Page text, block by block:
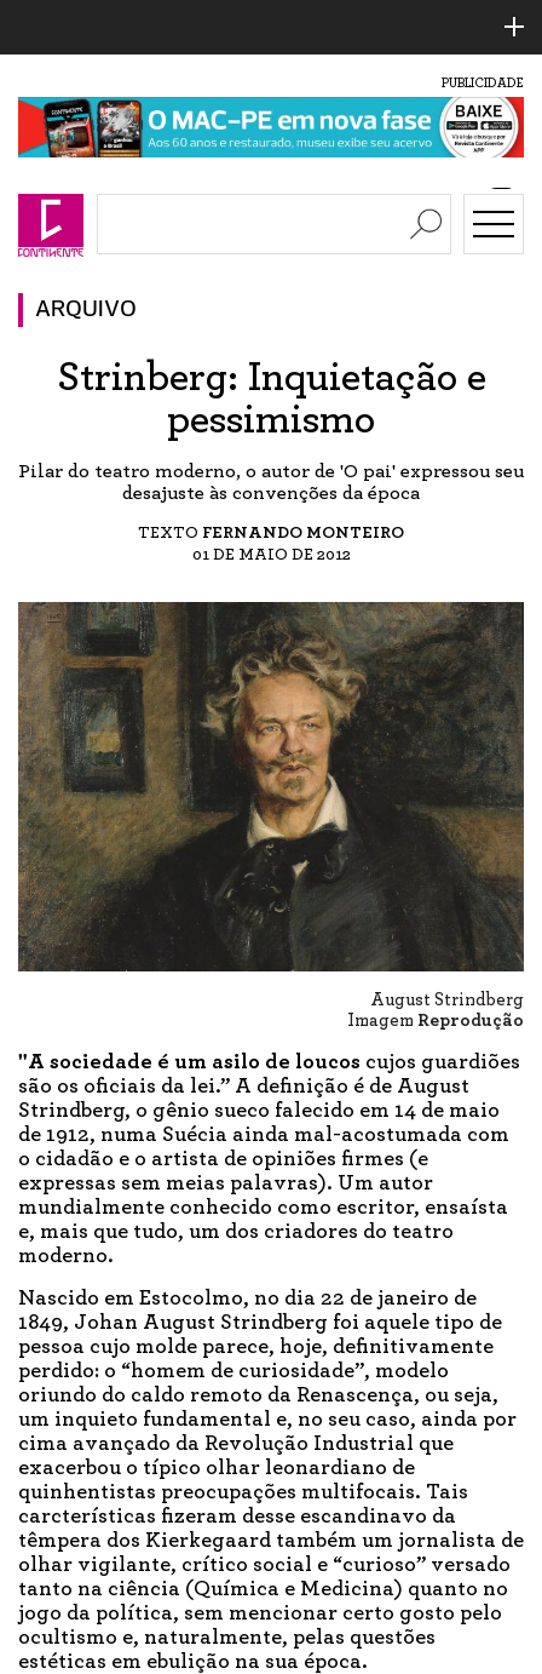
PUBLICIDADE
ARQUIVO
Strinberg: Inquietação e
pessimismo
Pilar do teatro moderno, o autor de 'O pai' expressou seu
desajuste às convenções da época
TEXTO FERNANDO MONTEIRO
01 DE MAIO DE 2012
August Strindberg
Imagem Reprodução
"A sociedade é um asilo de loucos cujos guardiões
são os oficiais da lei.” A definição é de August
Strindberg, o gênio sueco falecido em 14 de maio
de 1912, numa Suécia ainda mal-acostumada com
o cidadão e o artista de opiniões firmes (e
expressas sem meias palavras). Um autor
mundialmente conhecido como escritor, ensaísta
e, mais que tudo, um dos criadores do teatro
moderno.
Nascido em Estocolmo, no dia 22 de janeiro de
1849, Johan August Strindberg foi aquele tipo de
pessoa cujo molde parece, hoje, definitivamente
perdido: o “homem de curiosidade”, modelo
oriundo do caldo remoto da Renascença, ou seja,
um inquieto fundamental e, no seu caso, ainda por
cima avançado da Revolução Industrial que
exacerbou o típico olhar leonardiano de
quinhentistas preocupações multifocais. Tais
carcterísticas fizeram desse escandinavo da
têmpera dos Kierkegaard também um jornalista de
olhar vigilante, crítico social e “curioso” versado
tanto na ciência (Química e Medicina) quanto no
jogo da política, sem mencionar certo gosto pelo
ocultismo e, naturalmente, pelas questões
estéticas em ebulição na sua época.